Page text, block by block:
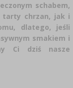
›
›
›
›
schabem,
tarty chrzan, jak i
dlatego, jeśli
smakiem i
Ci dziś nasze